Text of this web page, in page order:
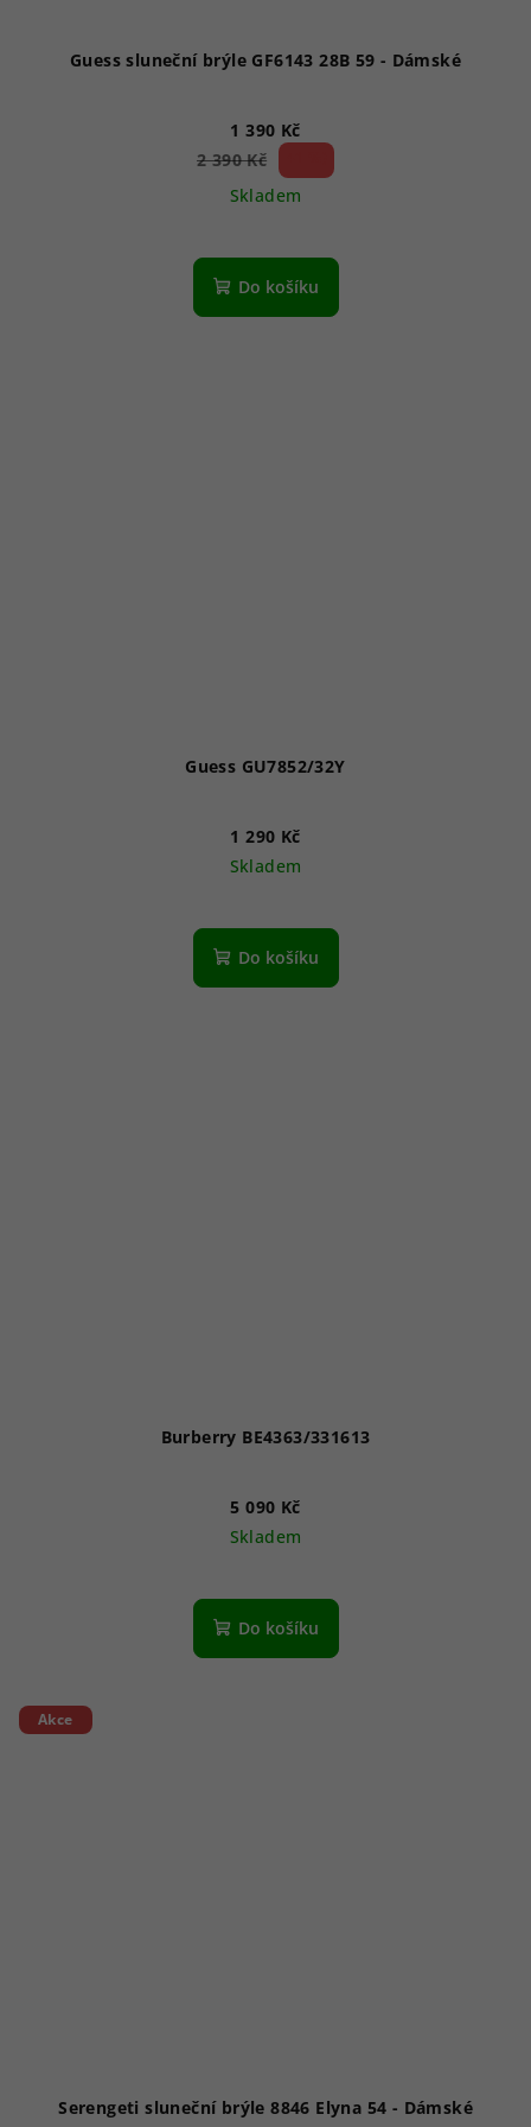
Guess sluneční brýle GF6143 28B 59 - Dámské
1 390 Kč
2 390 Kč
Skladem
Do košíku
Guess GU7852/32Y
1 290 Kč
Skladem
Do košíku
Burberry BE4363/331613
5 090 Kč
Skladem
Do košíku
Akce
Serengeti sluneční brýle 8846 Elyna 54 - Dámské